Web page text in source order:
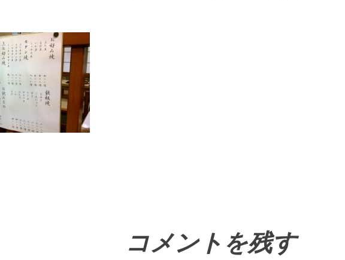
コメントを残す